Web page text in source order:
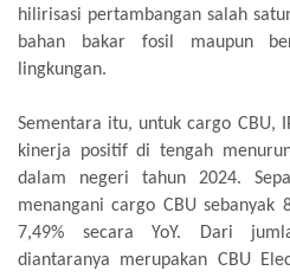
hilirisasi pertambangan salah
bahan bakar fosil maupun
lingkungan.
Sementara itu, untuk cargo CBU,
kinerja positif di tengah
dalam negeri tahun 2024.
menangani cargo CBU
7,49% secara YoY. Dari
diantaranya merupakan CBU